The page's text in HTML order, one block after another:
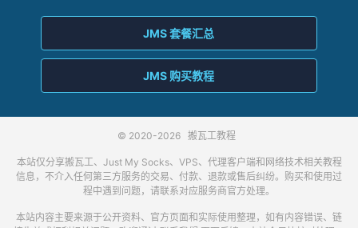
JMS 套餐汇总
JMS 购买教程
© 2020-2026 搬瓦工教程
本站仅分享搬瓦工、Just My Socks、VPS、代理客户端和网络技术相关教程
信息，不介入任何第三方服务的交易、付款、退款或售后纠纷。购买和使用过
程中遇到问题，请联系对应服务商官方处理。
本站内容主要来源于公开资料、官方页面和实际使用整理，如有内容错误、链